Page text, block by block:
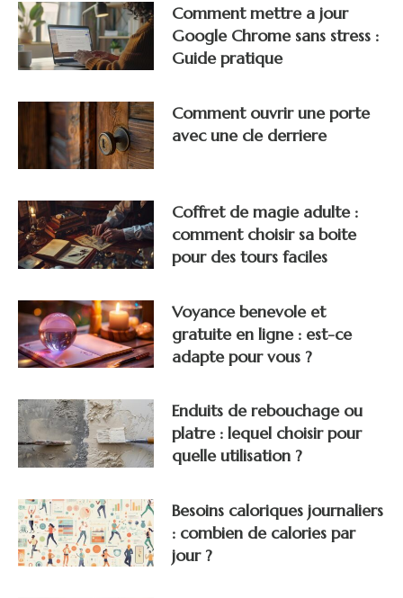
Comment mettre a jour
Google Chrome sans stress :
Guide pratique
Comment ouvrir une porte
avec une cle derriere
Coffret de magie adulte :
comment choisir sa boite
pour des tours faciles
Voyance benevole et
gratuite en ligne : est-ce
adapte pour vous ?
Enduits de rebouchage ou
platre : lequel choisir pour
quelle utilisation ?
Besoins caloriques journaliers
: combien de calories par
jour ?